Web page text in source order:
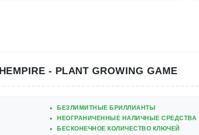
HEMPIRE - PLANT GROWING GAME
БЕЗЛИМИТНЫЕ БРИЛЛИАНТЫ
НЕОГРАНИЧЕННЫЕ НАЛИЧНЫЕ СРЕДСТВА
БЕСКОНЕЧНОЕ КОЛИЧЕСТВО КЛЮЧЕЙ